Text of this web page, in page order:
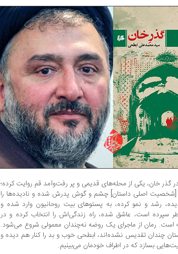
گذر خان، یکی از محله‌های قدیمی و پر رفت‌وآمد قم روایت کرده؛
اصلی داستان] چشم و گوش پدرش شده و نادیده‌ها را
رشد و نمو کرده، به پستوهای بیت روحانیون وارد شده و
سپرده است، عاشق شده، راه زندگی‌اش را انتخاب کرده و در
است. رمان از ماجرای یک روضه نه‌چندان معمولی شروع می‌شود.
چندان تقدیس نشده‌اند، ابطحی خوب و بد را کنار هم دیده و
بسازد که در اطراف خودمان می‌بینیم.